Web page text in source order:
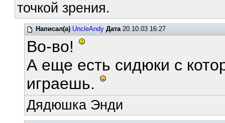
точкой зрения.
Написал(а) UncleAndy Дата20.10.03 16:27
Во-во!
А еще есть сидюки с
играешь.
Дядюшка Энди